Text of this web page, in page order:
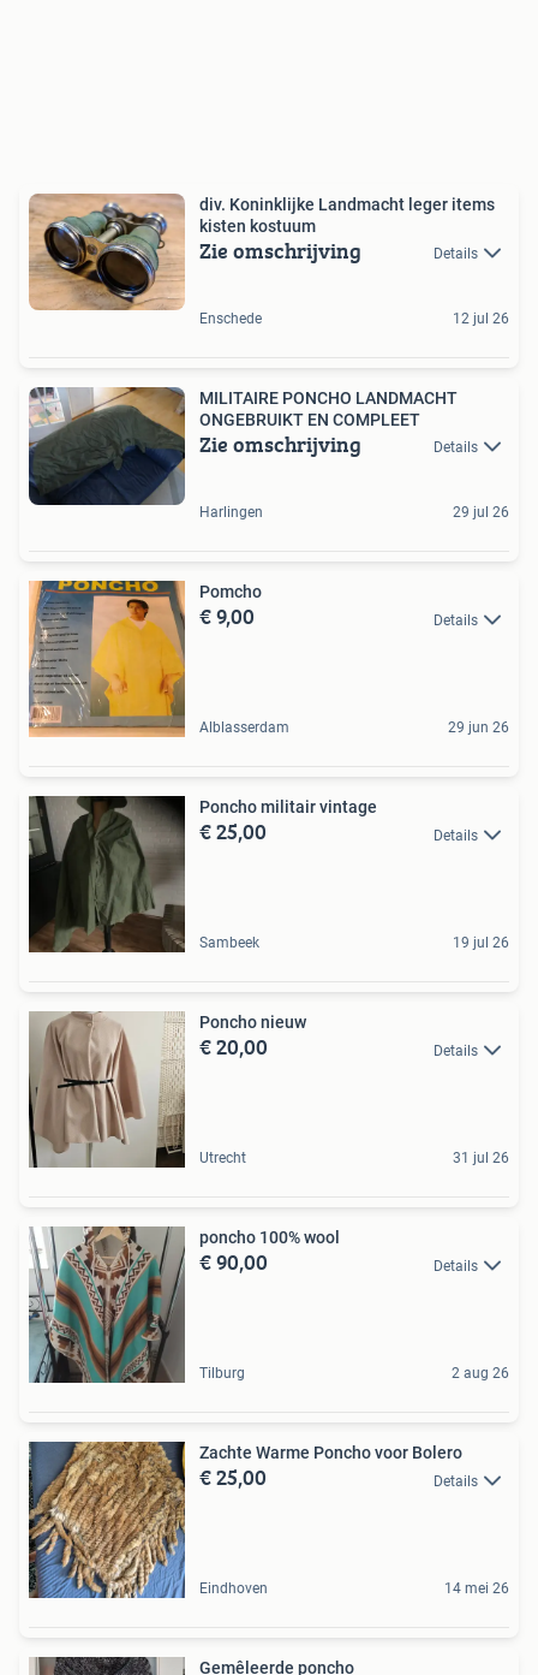
div. Koninklijke Landmacht leger items
kisten kostuum
Zie omschrijving Details
Enschede 12 jul 26
MILITAIRE PONCHO LANDMACHT
ONGEBRUIKT EN COMPLEET
Zie omschrijving Details
Harlingen 29 jul 26
Pomcho
€ 9,00 Details
Alblasserdam 29 jun 26
Poncho militair vintage
€ 25,00 Details
Sambeek 19 jul 26
Poncho nieuw
€ 20,00 Details
Utrecht 31 jul 26
poncho 100% wool
€ 90,00 Details
Tilburg 2 aug 26
Zachte Warme Poncho voor Bolero
€ 25,00 Details
Eindhoven 14 mei 26
Gemêleerde poncho